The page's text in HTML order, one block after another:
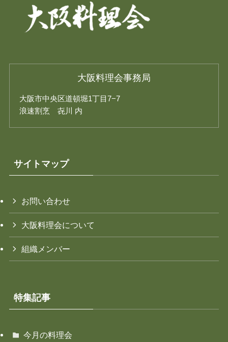
大阪料理会事務局
大阪市中央区道頓堀1丁目7−7
浪速割烹 㐂川 内
サイトマップ
お問い合わせ
大阪料理会について
組織メンバー
特集記事
今月の料理会